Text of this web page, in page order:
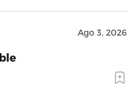
Ago 3, 2026